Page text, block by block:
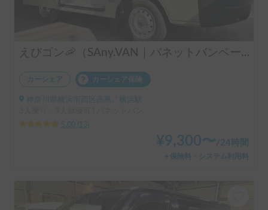
えびゴン🦐（SAny.VAN｜バネットバンベース｜フルベッドモデル）
カーシェア カーシェア保険
神奈川県横浜市西区高島, ' 横浜駅
5.00
13
¥9,300〜 /24時間
＋保険料・システム利用料